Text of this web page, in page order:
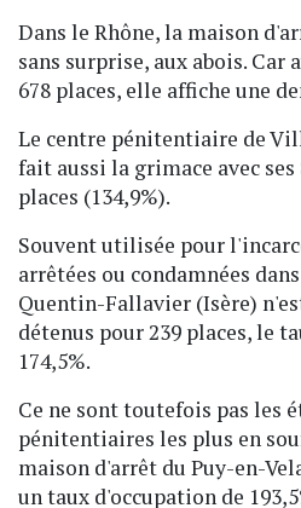
Dans le Rhône, la maison
sans surprise, aux abois. Car
678 places, elle affiche une
Le centre pénitentiaire de
fait aussi la grimace avec ses
places (134,9%).
Souvent utilisée pour
arrêtées ou condamnées
Quentin-Fallavier (Isère)
détenus pour 239 places, le
174,5%.
Ce ne sont toutefois pas les
pénitentiaires les plus en
maison d'arrêt du Puy-en-
un taux d'occupation de